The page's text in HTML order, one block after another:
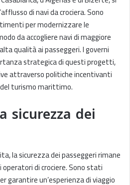
di navi da crociera. Sono
per modernizzare le
da accogliere navi di maggiore
qualità ai passeggeri. I governi
strategica di questi progetti,
attraverso politiche incentivanti
turismo marittimo.
sicurezza dei
la sicurezza dei passeggeri rimane
di crociere. Sono stati
garantire un’esperienza di viaggio